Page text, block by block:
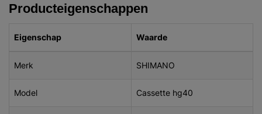
Producteigenschappen
Eigenschap Waarde
Merk SHIMANO
Model Cassette hg40